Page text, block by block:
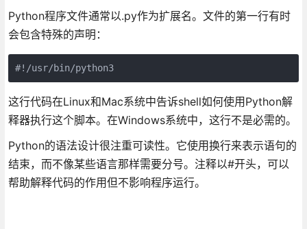
Python程序文件通常以.py作为扩展名。文件的第一行有时
会包含特殊的声明：
#!/usr/bin/python3
这行代码在Linux和Mac系统中告诉shell如何使用Python解
释器执行这个脚本。在Windows系统中，这行不是必需的。
Python的语法设计很注重可读性。它使用换行来表示语句的
结束，而不像某些语言那样需要分号。注释以#开头，可以
帮助解释代码的作用但不影响程序运行。